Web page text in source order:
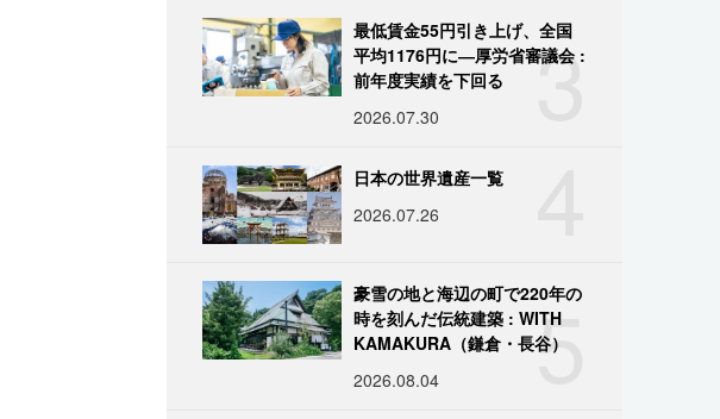
3
最低賃金55円引き上げ、全国
平均1176円に―厚労省審議会 :
前年度実績を下回る
2026.07.30
日本の世界遺産一覧
2026.07.26
5
豪雪の地と海辺の町で220年の
時を刻んだ伝統建築 : WITH
KAMAKURA（鎌倉・長谷）
2026.08.04